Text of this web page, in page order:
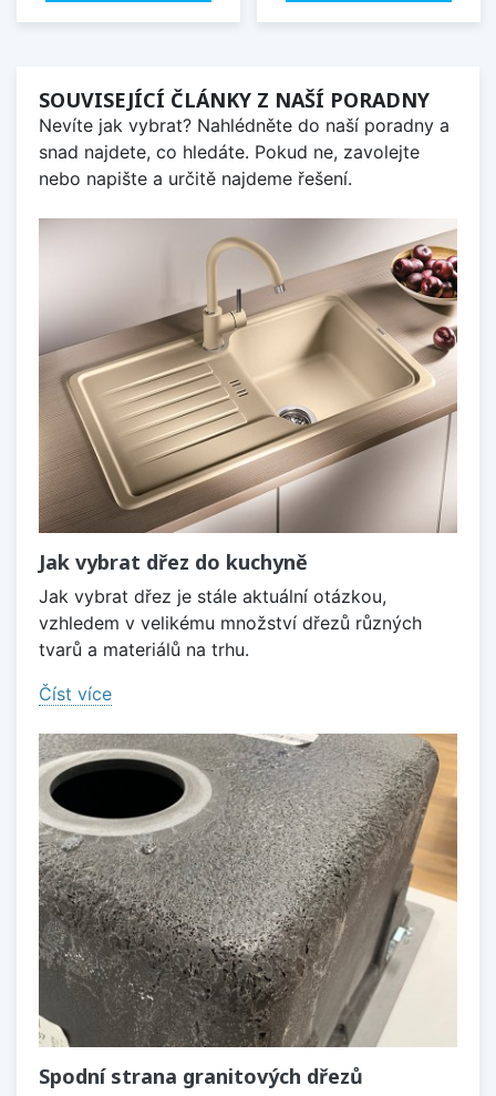
SOUVISEJÍCÍ ČLÁNKY Z NAŠÍ PORADNY
Nevíte jak vybrat? Nahlédněte do naší poradny a
snad najdete, co hledáte. Pokud ne, zavolejte
nebo napište a určitě najdeme řešení.
Jak vybrat dřez do kuchyně
Jak vybrat dřez je stále aktuální otázkou,
vzhledem v velikému množství dřezů různých
tvarů a materiálů na trhu.
Číst více
Spodní strana granitových dřezů